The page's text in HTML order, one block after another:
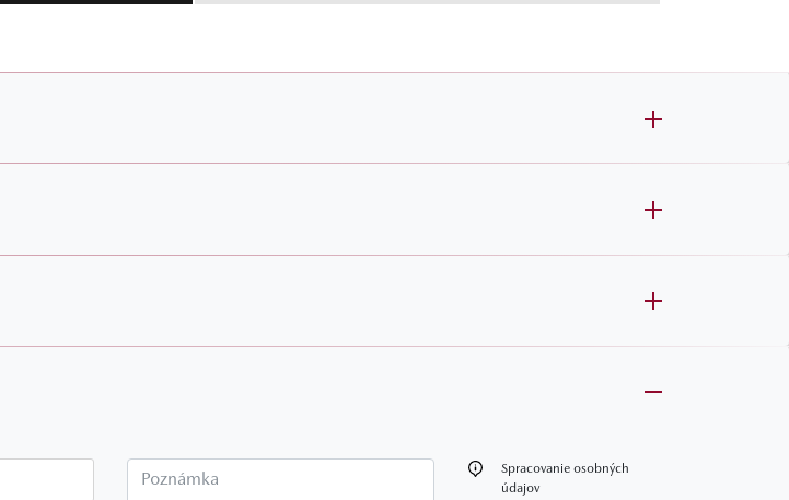
Spracovanie osobných
údajov